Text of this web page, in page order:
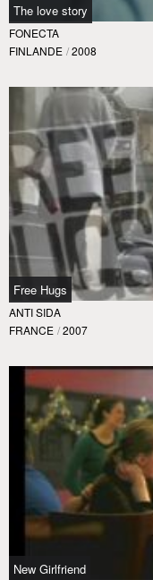
The love story
FONECTA
FINLANDE / 2008
Free Hugs
ANTI SIDA
FRANCE / 2007
New Girlfriend